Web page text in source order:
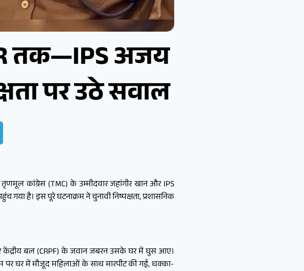
तक—IPS अजय
पर उठे सवाल
कांग्रेस (TMC) के उम्मीदवार जहांगीर खान और IPS
है। इस पूरे घटनाक्रम ने चुनावी निष्पक्षता, प्रशासनिक
केंद्रीय बल (CRPF) के जवान जबरन उसके घर में घुस आए।
पर घर में मौजूद महिलाओं के साथ मारपीट की गई, धक्का-